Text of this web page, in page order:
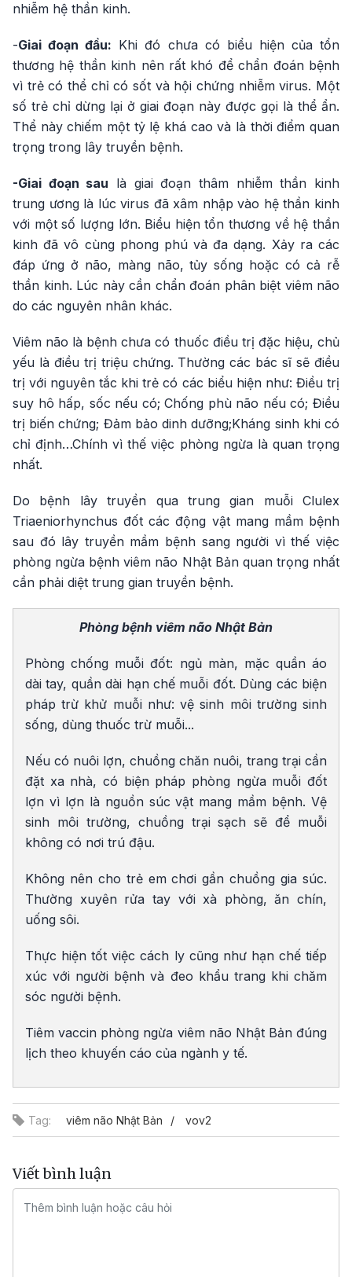
nhiễm hệ thần kinh.
-Giai đoạn đầu: Khi đó chưa có biểu hiện của tổn
thương hệ thần kinh nên rất khó để chẩn đoán bệnh
vì trẻ có thể chỉ có sốt và hội chứng nhiễm virus. Một
số trẻ chỉ dừng lại ở giai đoạn này được gọi là thể ẩn.
Thể này chiếm một tỷ lệ khá cao và là thời điểm quan
trọng trong lây truyền bệnh.
-Giai đoạn sau là giai đoạn thâm nhiễm thần kinh
trung ương là lúc virus đã xâm nhập vào hệ thần kinh
với một số lượng lớn. Biểu hiện tổn thương về hệ thần
kinh đã vô cùng phong phú và đa dạng. Xảy ra các
đáp ứng ở não, màng não, tủy sống hoặc có cả rễ
thần kinh. Lúc này cần chẩn đoán phân biệt viêm não
do các nguyên nhân khác.
Viêm não là bệnh chưa có thuốc điều trị đặc hiệu, chủ
yếu là điều trị triệu chứng. Thường các bác sĩ sẽ điều
trị với nguyên tắc khi trẻ có các biểu hiện như: Điều trị
suy hô hấp, sốc nếu có; Chống phù não nếu có; Điều
trị biến chứng; Đảm bảo dinh dưỡng;Kháng sinh khi có
chỉ định…Chính vì thế việc phòng ngừa là quan trọng
nhất.
Do bệnh lây truyền qua trung gian muỗi Clulex
Triaeniorhynchus đốt các động vật mang mầm bệnh
sau đó lây truyền mầm bệnh sang người vì thế việc
phòng ngừa bệnh viêm não Nhật Bản quan trọng nhất
cần phải diệt trung gian truyền bệnh.
Phòng bệnh viêm não Nhật Bản
Phòng chống muỗi đốt: ngủ màn, mặc quần áo
dài tay, quần dài hạn chế muỗi đốt. Dùng các biện
pháp trừ khử muỗi như: vệ sinh môi trường sinh
sống, dùng thuốc trừ muỗi...
Nếu có nuôi lợn, chuồng chăn nuôi, trang trại cần
đặt xa nhà, có biện pháp phòng ngừa muỗi đốt
lợn vì lợn là nguồn súc vật mang mầm bệnh. Vệ
sinh môi trường, chuồng trại sạch sẽ để muỗi
không có nơi trú đậu.
Không nên cho trẻ em chơi gần chuồng gia súc.
Thường xuyên rửa tay với xà phòng, ăn chín,
uống sôi.
Thực hiện tốt việc cách ly cũng như hạn chế tiếp
xúc với người bệnh và đeo khẩu trang khi chăm
sóc người bệnh.
Tiêm vaccin phòng ngừa viêm não Nhật Bản đúng
lịch theo khuyến cáo của ngành y tế.
Tag: viêm não Nhật Bản vov2
Viết bình luận